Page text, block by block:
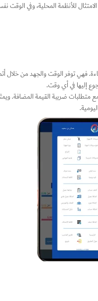
للأنظمة المحلية، وفي الوقت
فهي توفر الوقت والجهد من خلال
إليها في أي وقت.
متطلبات ضريبة القيمة المضافة.